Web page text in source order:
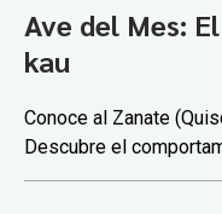
Ave del Mes:
kau
Conoce al Zanate
Descubre el